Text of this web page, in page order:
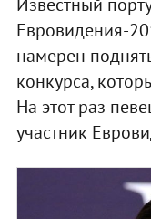
Евровидения-
намерен
конкурса,
На этот раз
участник